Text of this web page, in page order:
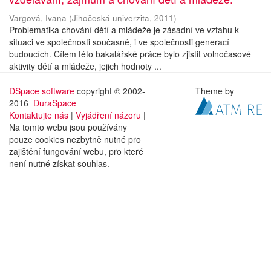
Vargová, Ivana (Jihočeská univerzita, 2011)
Problematika chování dětí a mládeže je zásadní ve vztahu k
situaci ve společnosti současné, i ve společnosti generací
budoucích. Cílem této bakalářské práce bylo zjistit volnočasové
aktivity dětí a mládeže, jejich hodnoty ...
DSpace software copyright © 2002-
2016 DuraSpace
Kontaktujte nás | Vyjádření názoru |
Na tomto webu jsou používány
pouze cookies nezbytně nutné pro
zajištění fungování webu, pro které
není nutné získat souhlas.
Theme by